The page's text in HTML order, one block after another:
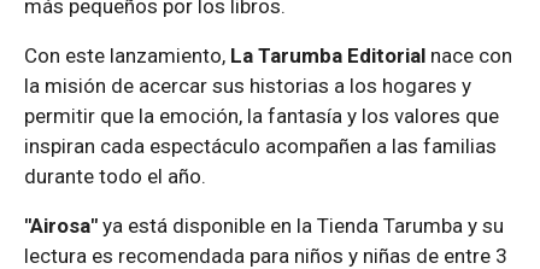
más pequeños por los libros.
Con este lanzamiento, La Tarumba Editorial nace con
la misión de acercar sus historias a los hogares y
permitir que la emoción, la fantasía y los valores que
inspiran cada espectáculo acompañen a las familias
durante todo el año.
"Airosa" ya está disponible en la Tienda Tarumba y su
lectura es recomendada para niños y niñas de entre 3